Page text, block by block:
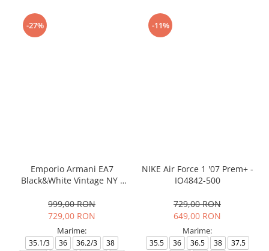
-27%
Emporio Armani EA7
Black&White Vintage NY -
999,00 RON
729,00 RON
Marime:
35.1/3 36 36.2/3
38
-11%
NIKE Air Force 1 '07 Prem+ -
IO4842-500
729,00 RON
649,00 RON
Marime:
35.5 36 36.5 38
37.5